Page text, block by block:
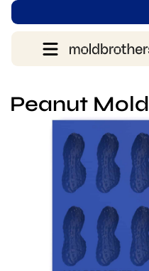
Peanut Mold